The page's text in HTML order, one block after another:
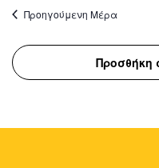
Προηγούμενη Μέρα
Προσθήκη